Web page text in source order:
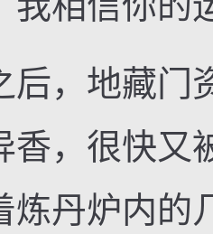
地藏门
香，很快又
炼丹炉内的